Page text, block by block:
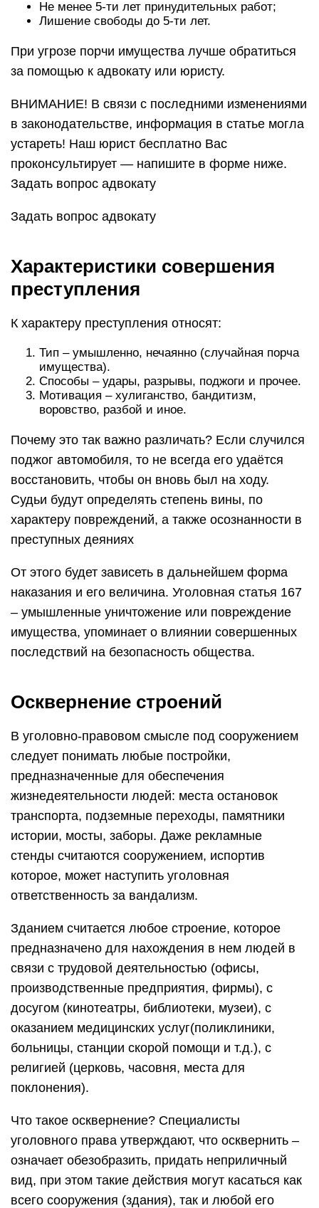
Не менее 5-ти лет принудительных работ;
Лишение свободы до 5-ти лет.
При угрозе порчи имущества лучше обратиться
за помощью к адвокату или юристу.
ВНИМАНИЕ! В связи с последними изменениями
в законодательстве, информация в статье могла
устареть! Наш юрист бесплатно Вас
проконсультирует — напишите в форме ниже.
Задать вопрос адвокату
Задать вопрос адвокату
Характеристики совершения
преступления
К характеру преступления относят:
Тип – умышленно, нечаянно (случайная порча
имущества).
Способы – удары, разрывы, поджоги и прочее.
Мотивация – хулиганство, бандитизм,
воровство, разбой и иное.
Почему это так важно различать? Если случился
поджог автомобиля, то не всегда его удаётся
восстановить, чтобы он вновь был на ходу.
Судьи будут определять степень вины, по
характеру повреждений, а также осознанности в
преступных деяниях
От этого будет зависеть в дальнейшем форма
наказания и его величина. Уголовная статья 167
– умышленные уничтожение или повреждение
имущества, упоминает о влиянии совершенных
последствий на безопасность общества.
Осквернение строений
В уголовно-правовом смысле под сооружением
следует понимать любые постройки,
предназначенные для обеспечения
жизнедеятельности людей: места остановок
транспорта, подземные переходы, памятники
истории, мосты, заборы. Даже рекламные
стенды считаются сооружением, испортив
которое, может наступить уголовная
ответственность за вандализм.
Зданием считается любое строение, которое
предназначено для нахождения в нем людей в
связи с трудовой деятельностью (офисы,
производственные предприятия, фирмы), с
досугом (кинотеатры, библиотеки, музеи), с
оказанием медицинских услуг(поликлиники,
больницы, станции скорой помощи и т.д.), с
религией (церковь, часовня, места для
поклонения).
Что такое осквернение? Специалисты
уголовного права утверждают, что осквернить –
означает обезобразить, придать неприличный
вид, при этом такие действия могут касаться как
всего сооружения (здания), так и любой его